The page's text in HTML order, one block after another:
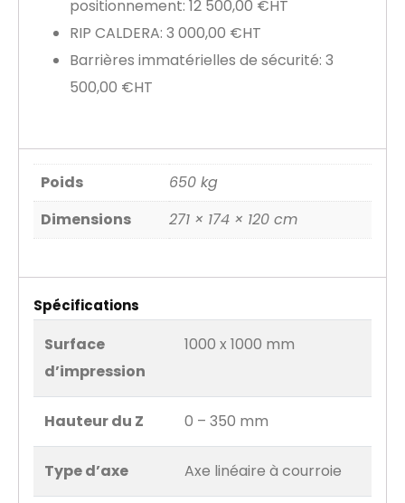
positionnement: 12 500,00 €HT
RIP CALDERA: 3 000,00 €HT
Barrières immatérielles de sécurité: 3
500,00 €HT
Poids
650 kg
Dimensions
271 × 174 × 120 cm
Spécifications
Surface
d’impression
1000 x 1000 mm
Hauteur du Z 0 – 350 mm
Type d’axe Axe linéaire à courroie